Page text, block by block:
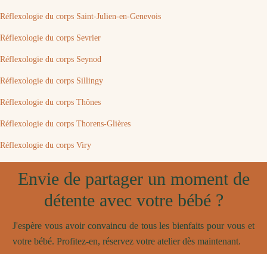
Réflexologie du corps Saint-Julien-en-Genevois
Réflexologie du corps Sevrier
Réflexologie du corps Seynod
Réflexologie du corps Sillingy
Réflexologie du corps Thônes
Réflexologie du corps Thorens-Glières
Réflexologie du corps Viry
Envie de partager un moment de
détente avec votre bébé ?
J'espère vous avoir convaincu de tous les bienfaits pour vous et
votre bébé. Profitez-en, réservez votre atelier dès maintenant.